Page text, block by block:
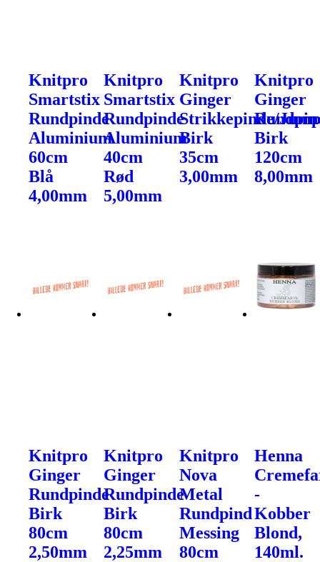
Knitpro
Smartstix
Rundpinde
Aluminium
60cm
Blå
4,00mm
Knitpro
Smartstix
Rundpinde
Aluminium
40cm
Rød
5,00mm
Knitpro
Ginger
Strikkepinde/
Birk
35cm
3,00mm
Knitpro
Ginger
Birk
120cm
8,00mm
Knitpro
Ginger
Rundpinde
Birk
80cm
2,50mm
Knitpro
Ginger
Rundpinde
Birk
80cm
2,25mm
Knitpro
Nova
Metal
Rundpind
Messing
80cm
Henna
-
Kobber
Blond,
140ml.